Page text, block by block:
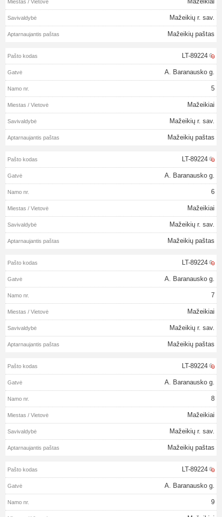
Mažeikių r. sav.
Mažeikių paštas
LT-89224
A. Baranausko g.
5
Mažeikiai
Mažeikių r. sav.
Mažeikių paštas
LT-89224
A. Baranausko g.
6
Mažeikiai
Mažeikių r. sav.
Mažeikių paštas
LT-89224
A. Baranausko g.
7
Mažeikiai
Mažeikių r. sav.
Mažeikių paštas
LT-89224
A. Baranausko g.
8
Mažeikiai
Mažeikių r. sav.
Mažeikių paštas
LT-89224
A. Baranausko g.
9